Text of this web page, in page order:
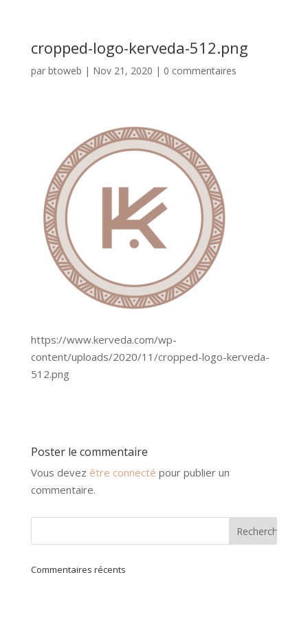
cropped-logo-kerveda-512.png
par btoweb | Nov 21, 2020 | 0 commentaires
https://www.kerveda.com/wp-
content/uploads/2020/11/cropped-logo-kerveda-
512.png
Poster le commentaire
Vous devez être connecté pour publier un
commentaire.
Commentaires récents